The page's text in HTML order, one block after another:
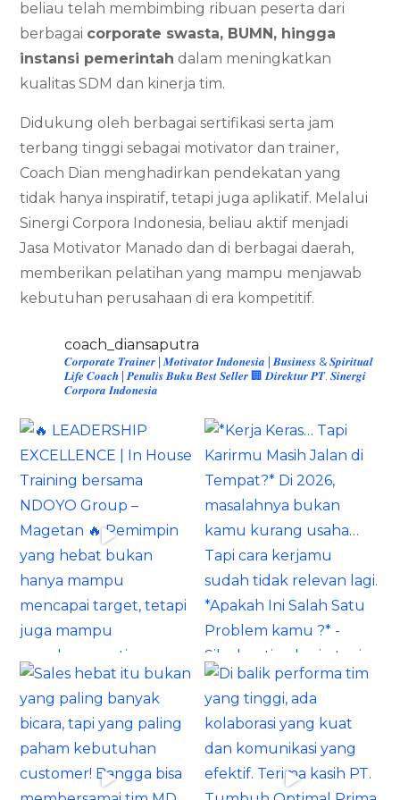
beliau telah membimbing ribuan peserta dari
berbagai corporate swasta, BUMN, hingga
instansi pemerintah dalam meningkatkan
kualitas SDM dan kinerja tim.
Didukung oleh berbagai sertifikasi serta jam
terbang tinggi sebagai motivator dan trainer,
Coach Dian menghadirkan pendekatan yang
tidak hanya inspiratif, tetapi juga aplikatif. Melalui
Sinergi Corpora Indonesia, beliau aktif menjadi
Jasa Motivator Manado dan di berbagai daerah,
memberikan pelatihan yang mampu menjawab
kebutuhan perusahaan di era kompetitif.
coach_diansaputra
𝑪𝒐𝒓𝒑𝒐𝒓𝒂𝒕𝒆 𝑻𝒓𝒂𝒊𝒏𝒆𝒓 | 𝑴𝒐𝒕𝒊𝒗𝒂𝒕𝒐𝒓 𝑰𝒏𝒅𝒐𝒏𝒆𝒔𝒊𝒂 | 𝑩𝒖𝒔𝒊𝒏𝒆𝒔𝒔 & 𝑺𝒑𝒊𝒓𝒊𝒕𝒖𝒂𝒍
𝑳𝒊𝒇𝒆 𝑪𝒐𝒂𝒄𝒉 | 𝑷𝒆𝒏𝒖𝒍𝒊𝒔 𝑩𝒖𝒌𝒖 𝑩𝒆𝒔𝒕 𝑺𝒆𝒍𝒍𝒆𝒓 🏢 𝑫𝒊𝒓𝒆𝒌𝒕𝒖𝒓 𝑷𝑻. 𝑺𝒊𝒏𝒆𝒓𝒈𝒊
𝑪𝒐𝒓𝒑𝒐𝒓𝒂 𝑰𝒏𝒅𝒐𝒏𝒆𝒔𝒊𝒂